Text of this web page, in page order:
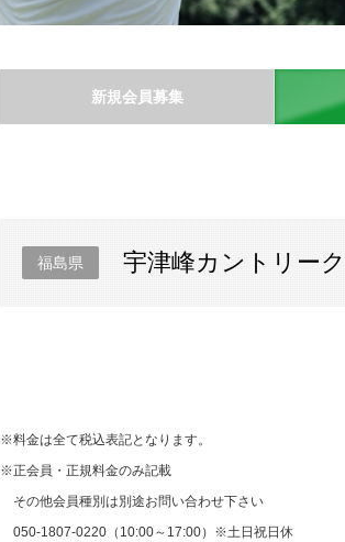
新規会員募集
福島県 宇津峰カントリー
※料金は全て税込表記となります。
※正会員・正規料金のみ記載
その他会員種別は別途お問い合わせ下さい
050-1807-0220（10:00～17:00）※土日祝日休